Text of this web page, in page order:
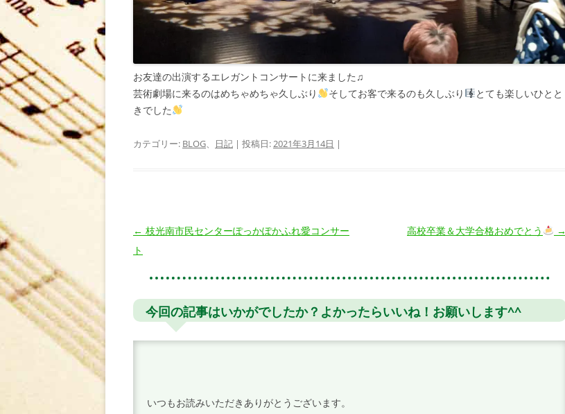
お友達の出演するエレガントコンサートに来ました♫
芸術劇場に来るのはめちゃめちゃ久しぶり
そしてお客で来るのも久しぶり
とても楽しいひとと
きでした
カテゴリー: BLOG、 日記 | 投稿日:2021年3月14日 |
投
稿
ゲ
← 枝光南市民センターぽっかぽかふれ愛コンサー
ト
高校卒業＆大学合格おめでとう →
今回の記事はいかがでしたか？よかったらいいね！お願いします^^
いつもお読みいただきありがとうございます。